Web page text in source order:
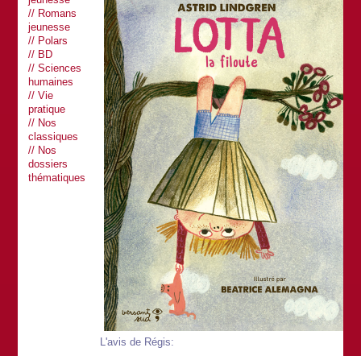
Romans
jeunesse
Polars
BD
Sciences
humaines
Vie
pratique
Nos
classiques
Nos
dossiers
thématiques
L'avis de Régis: